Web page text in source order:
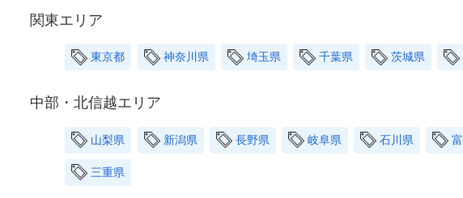
関東エリア
東京都 神奈川県 埼玉県 千葉県 茨城県
中部・北信越エリア
山梨県 新潟県 長野県 岐阜県 石川県
三重県